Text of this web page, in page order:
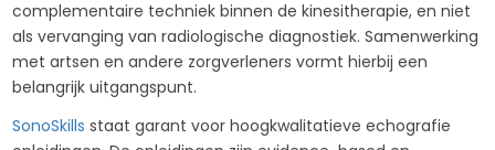
complementaire techniek binnen de kinesitherapie, en niet
als vervanging van radiologische diagnostiek. Samenwerking
met artsen en andere zorgverleners vormt hierbij een
belangrijk uitgangspunt.
SonoSkills staat garant voor hoogkwalitatieve echografie